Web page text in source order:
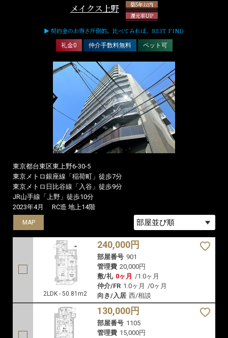
メイクス上野
築5年以内
還元率UP
▶ 契約金のお得さ圧倒的。比べてみれば、REIT FIND
礼金0 仲介手数料無料 ペット可
東京都台東区東上野6-30-5
東京メトロ銀座線「稲荷町」徒歩7分
東京メトロ日比谷線「入谷」徒歩9分
JR山手線「上野」徒歩10分
2023年4月
RC造 地上14階
MAP
2LDK - 50.81m2
240,000円
部屋番号 901
管理費 20,000円
敷/礼 0ヶ月 /1.0ヶ月
仲介/FR 1.0ヶ月 /0ヶ月
向き/入居 西/相談
MAP
130,000円
部屋番号 1105
管理費 15,000円